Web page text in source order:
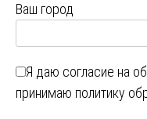
Ваш город
Я даю согласие на
принимаю политику